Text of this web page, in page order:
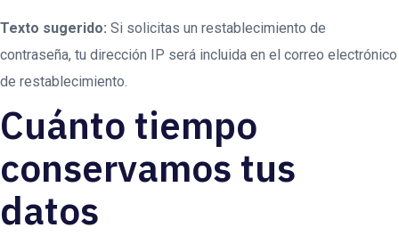
Texto sugerido: Si solicitas un restablecimiento de
contraseña, tu dirección IP será incluida en el correo electrónico
de restablecimiento.
Cuánto tiempo
conservamos tus
datos